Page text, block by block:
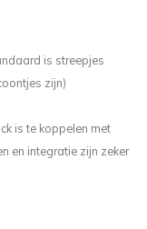
is streepjes
zijn)
is te koppelen met
en integratie zijn zeker